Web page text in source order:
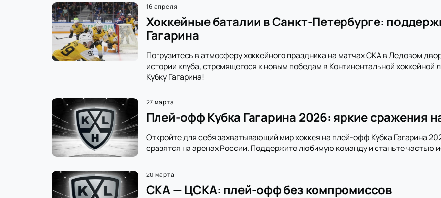
16 апреля
Хоккейные баталии в Санкт-Петербурге:
Гагарина
Погрузитесь в атмосферу хоккейного праздника на матчах СКА в Ледовом
истории клуба, стремящегося к новым победам в Континентальной
Кубку Гагарина!
27 марта
Плей-офф Кубка Гагарина 2026: яркие сражения
Откройте для себя захватывающий мир хоккея на плей-офф Кубка Гагарина
сразятся на аренах России. Поддержите любимую команду и станьте частью
20 марта
СКА — ЦСКА: плей-офф без компромиссов